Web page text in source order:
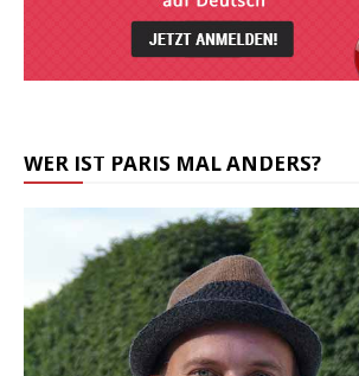
WER IST PARIS MAL ANDERS?